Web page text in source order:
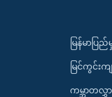
မြန်မာပြည်
မြင်ကွင်းက
ကမ္ဘာတလွှာ